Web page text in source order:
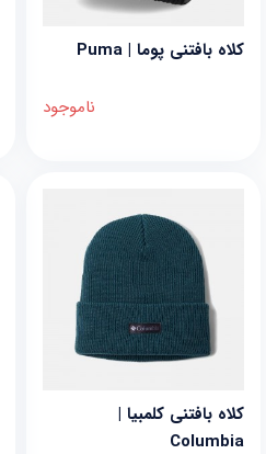
کلاه بافتنی پوما | Puma
ناموجود
کلاه بافتنی کلمبیا |
Columbia